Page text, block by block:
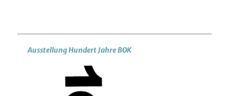
Ausstellung Hundert Jahre BOK